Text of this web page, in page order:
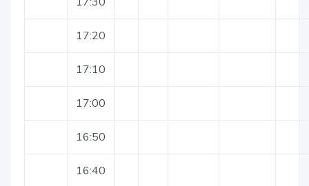
17:20
17:10
17:00
16:50
16:40